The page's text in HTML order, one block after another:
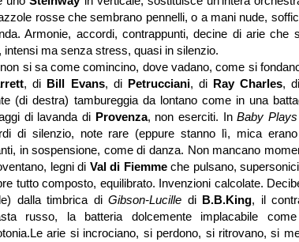
rosse che sembrano pennelli, o a mani nude,
Armonie, accordi, contrappunti, decine di arie che
intensi ma senza stress, quasi in silenzio.
si sa come comincino, dove vadano, come si
, di Bill Evans, di Petrucciani, di Ray Charles, di
(di destra) tambureggia da lontano come in una
di lavanda di Provenza, non eserciti. InBaby
di silenzio, note rare (eppure stanno lì, mica
in sospensione, come di danza. Non mancano
legni di Val di Fiemmeche pulsano,
tutto composto, equilibrato. Invenzioni calcolate.
dalla timbrica diGibson-Lucille diB.B.King, il
russo, la batteria dolcemente implacabile
Le arie si incrociano, si perdono, si ritrovano, si